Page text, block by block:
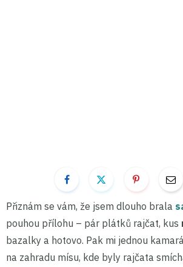
Přiznám se vám, že jsem dlouho brala
pouhou přílohu – pár plátků rajčat, kus
bazalky a hotovo. Pak mi jednou
na zahradu mísu, kde byly rajčata